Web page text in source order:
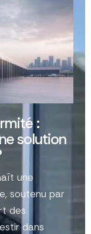
:
solution
une
soutenu par
des
dans